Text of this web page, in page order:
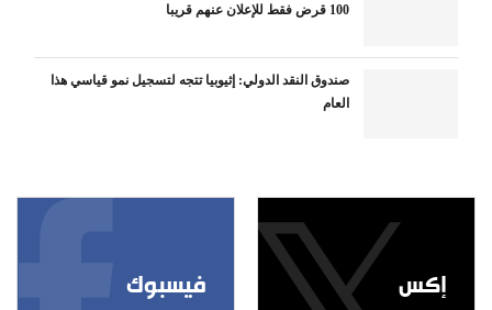
100 قرض فقط للإعلان عنهم قريبا
صندوق النقد الدولي: إثيوبيا تتجه لتسجيل نمو قياسي هذا
العام
فيسبوك إكس